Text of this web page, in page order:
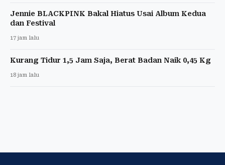
Jennie BLACKPINK Bakal Hiatus Usai Album Kedua
dan Festival
17 jam lalu
Kurang Tidur 1,5 Jam Saja, Berat Badan Naik 0,45 Kg
18 jam lalu